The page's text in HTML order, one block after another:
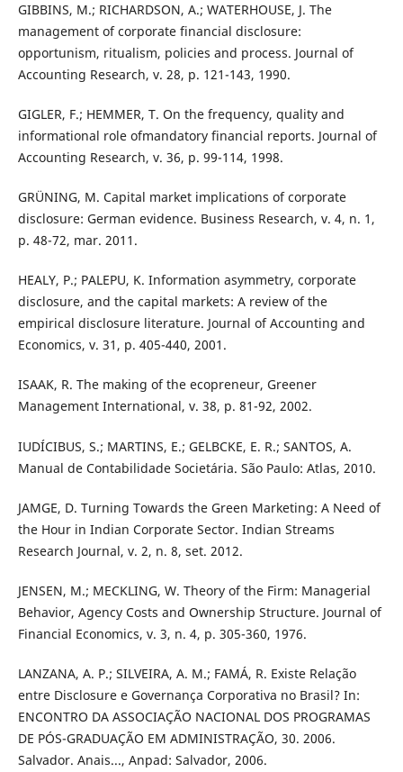
GIBBINS, M.; RICHARDSON, A.; WATERHOUSE, J. The
management of corporate financial disclosure:
opportunism, ritualism, policies and process. Journal of
Accounting Research, v. 28, p. 121-143, 1990.
GIGLER, F.; HEMMER, T. On the frequency, quality and
informational role ofmandatory financial reports. Journal of
Accounting Research, v. 36, p. 99-114, 1998.
GRÜNING, M. Capital market implications of corporate
disclosure: German evidence. Business Research, v. 4, n. 1,
p. 48-72, mar. 2011.
HEALY, P.; PALEPU, K. Information asymmetry, corporate
disclosure, and the capital markets: A review of the
empirical disclosure literature. Journal of Accounting and
Economics, v. 31, p. 405-440, 2001.
ISAAK, R. The making of the ecopreneur, Greener
Management International, v. 38, p. 81-92, 2002.
IUDÍCIBUS, S.; MARTINS, E.; GELBCKE, E. R.; SANTOS, A.
Manual de Contabilidade Societária. São Paulo: Atlas, 2010.
JAMGE, D. Turning Towards the Green Marketing: A Need of
the Hour in Indian Corporate Sector. Indian Streams
Research Journal, v. 2, n. 8, set. 2012.
JENSEN, M.; MECKLING, W. Theory of the Firm: Managerial
Behavior, Agency Costs and Ownership Structure. Journal of
Financial Economics, v. 3, n. 4, p. 305-360, 1976.
LANZANA, A. P.; SILVEIRA, A. M.; FAMÁ, R. Existe Relação
entre Disclosure e Governança Corporativa no Brasil? In:
ENCONTRO DA ASSOCIAÇÃO NACIONAL DOS PROGRAMAS
DE PÓS-GRADUAÇÃO EM ADMINISTRAÇÃO, 30. 2006.
Salvador. Anais..., Anpad: Salvador, 2006.